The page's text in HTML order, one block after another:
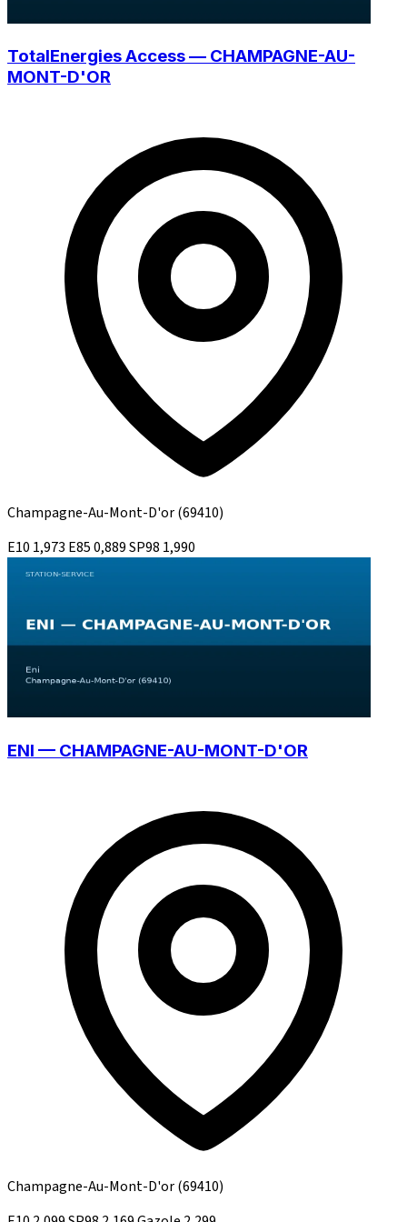
TotalEnergies Access — CHAMPAGNE-AU-
MONT-D'OR
Champagne-Au-Mont-D'or(69410)
E10 1,973 E850,889SP98 1,990
ENI — CHAMPAGNE-AU-MONT-D'OR
Champagne-Au-Mont-D'or(69410)